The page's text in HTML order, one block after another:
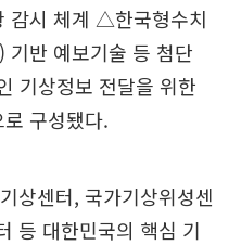
감시 체계 △한국형수치
기반 예보기술 등 첨단
기상정보 전달을 위한
구성됐다.
상센터, 국가기상위성센
등 대한민국의 핵심 기